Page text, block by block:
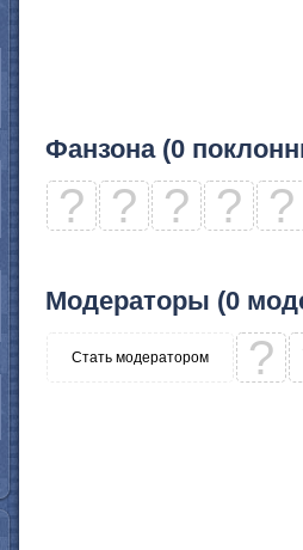
Фанзона (0
? ? ? ? ?
Модераторы (0
Стать модератором ?